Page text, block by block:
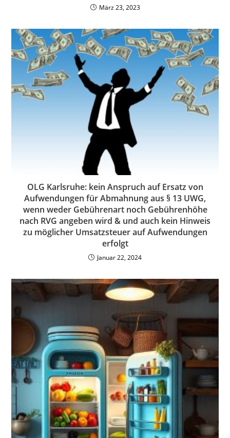
März 23, 2023
OLG Karlsruhe: kein Anspruch auf Ersatz von
Aufwendungen für Abmahnung aus § 13 UWG,
wenn weder Gebührenart noch Gebührenhöhe
nach RVG angeben wird & und auch kein Hinweis
zu möglicher Umsatzsteuer auf Aufwendungen
erfolgt
Januar 22, 2024